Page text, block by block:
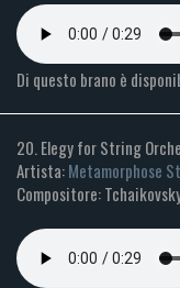
Di questo brano è
20. Elegy for String
Artista:Metamorphose
Compositore: